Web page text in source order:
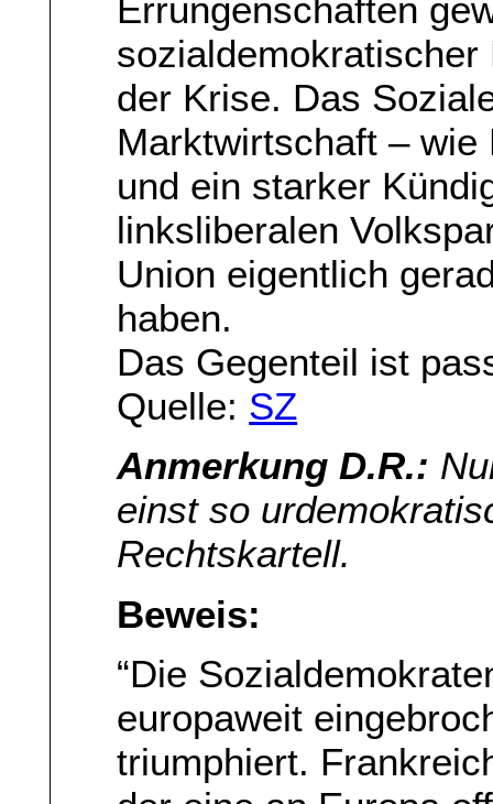
Errungenschaften
der Krise. Das
Marktwirtschaft –
und ein starker
linksliberalen
Union eigentlich
haben.
Das Gegenteil ist
Quelle: SZ
Anmerkung D.R.:
einst so
Rechtskartell.
Beweis:
“Die
europaweit
triumphiert.